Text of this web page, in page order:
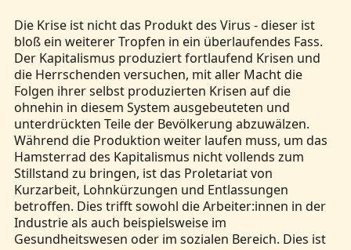
Die Krise ist nicht das Produkt des Virus - dieser ist
bloß ein weiterer Tropfen in ein überlaufendes Fass.
Der Kapitalismus produziert fortlaufend Krisen und
die Herrschenden versuchen, mit aller Macht die
Folgen ihrer selbst produzierten Krisen auf die
ohnehin in diesem System ausgebeuteten und
unterdrückten Teile der Bevölkerung abzuwälzen.
Während die Produktion weiter laufen muss, um das
Hamsterrad des Kapitalismus nicht vollends zum
Stillstand zu bringen, ist das Proletariat von
Kurzarbeit, Lohnkürzungen und Entlassungen
betroffen. Dies trifft sowohl die Arbeiter:innen in der
Industrie als auch beispielsweise im
Gesundheitswesen oder im sozialen Bereich. Dies ist